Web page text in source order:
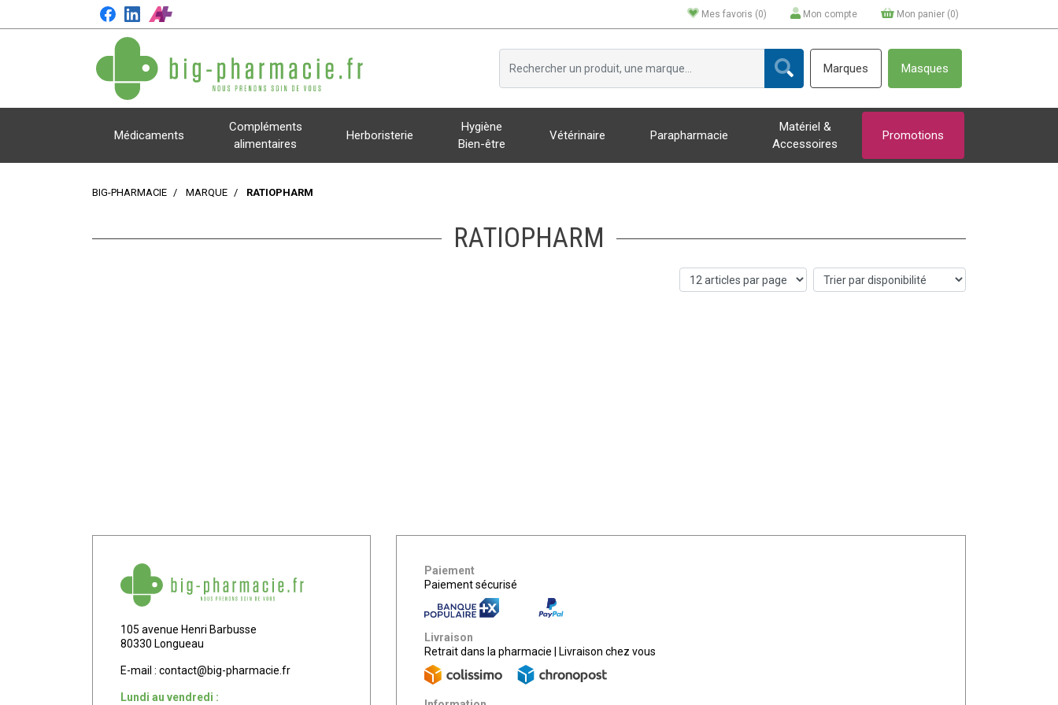
Mes favoris (0) Mon compte Mon panier (0)
Marques Masques
Médicaments
Compléments
alimentaires
Herboristerie
Hygiène
Bien-être
Vétérinaire Parapharmacie
Matériel &
Accessoires
Promotions
BIG-PHARMACIE MARQUE RATIOPHARM
RATIOPHARM
105 avenue Henri Barbusse
80330 Longueau
E-mail : contact@big-pharmacie.fr
Lundi au vendredi :
Paiement
Paiement sécurisé
Livraison
Retrait dans la pharmacie
Livraison chez vous